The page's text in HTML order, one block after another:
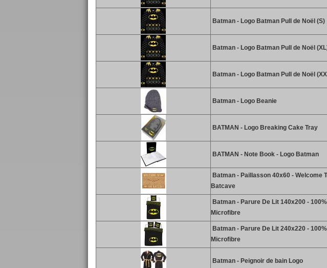
Batman - Logo Batman Pull de Noël (S)
Batman - Logo Batman Pull de Noël
Batman - Logo Batman Pull de Noël
Batman - Logo Beanie
BATMAN - Logo Breaking Cake Tray
BATMAN - Note Book - Logo Batman
Batman - Paillasson 40x60 - Welcome
Batcave
Batman - Parure De Lit 140x200 - 100%
Microfibre
Batman - Parure De Lit 240x220 - 100%
Microfibre
Batman - Peignoir de bain Logo